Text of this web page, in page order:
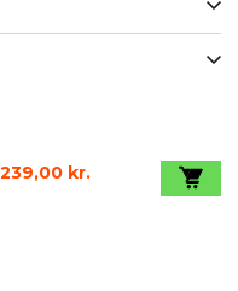
239,00 kr.